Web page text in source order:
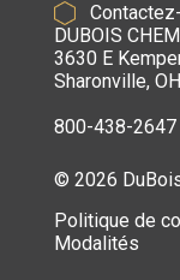
DUBOIS
3630 E
Sharonville,
800-438-2647
© 2026
Politique de
Modalités